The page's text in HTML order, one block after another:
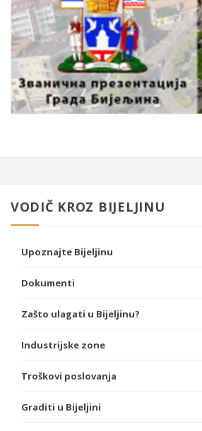
VODIČ KROZ BIJELJINU
Upoznajte Bijeljinu
Dokumenti
Zašto ulagati u Bijeljinu?
Industrijske zone
Troškovi poslovanja
Graditi u Bijeljini